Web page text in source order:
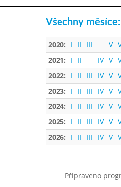
Všechny měsíce:
2020: I II III V
2021:
I II IV V
2022:
I II III IV V
2023:
I II III IV V
2024:
I II III IV V
2025:
I II III IV V
2026:
I II III IV V
Připraveno